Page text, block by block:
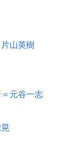
山英樹
元谷一志